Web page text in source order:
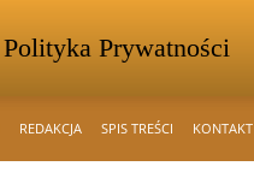
Polityka Prywatności
REDAKCJA SPIS TREŚCI KONTAKT